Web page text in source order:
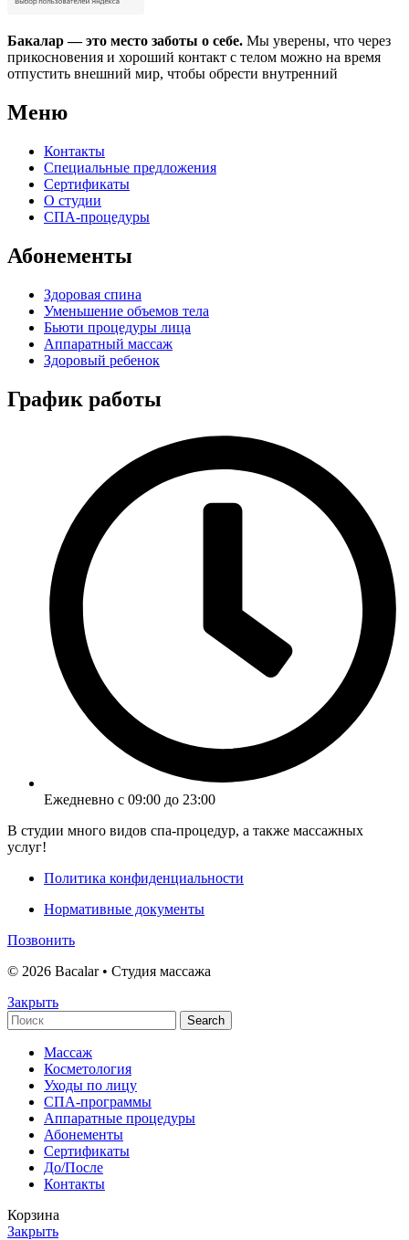
Бакалар — это место заботы о себе. Мы уверены, что через
прикосновения и хороший контакт с телом можно на время
отпустить внешний мир, чтобы обрести внутренний
Меню
Контакты
Специальные предложения
Сертификаты
О студии
СПА-процедуры
Абонементы
Здоровая спина
Уменьшение объемов тела
Бьюти процедуры лица
Аппаратный массаж
Здоровый ребенок
График работы
Ежедневно с 09:00 до 23:00
В студии много видов спа-процедур, а также массажных
услуг!
Политика конфиденциальности
Нормативные документы
Позвонить
© 2026 Bacalar • Студия массажа
Закрыть
Search
Массаж
Косметология
Уходы по лицу
СПА-программы
Аппаратные процедуры
Абонементы
Сертификаты
До/После
Контакты
Корзина
Закрыть